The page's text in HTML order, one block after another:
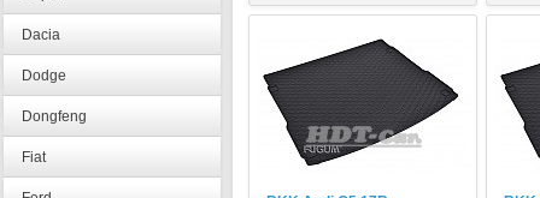
Dacia
Dodge
Dongfeng
Fiat